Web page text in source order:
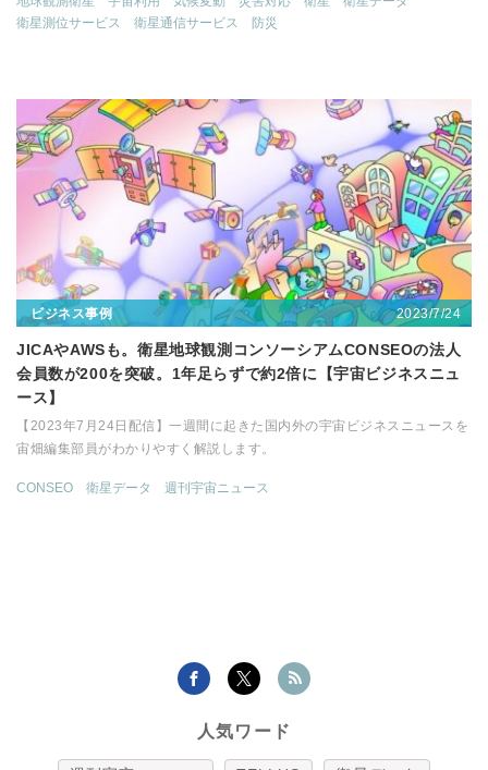
衛星測位サービス
衛星通信サービス 防災
ビジネス事例 2023/7/24
JICAやAWSも。衛星地球観測コンソーシアムCONSEOの法人
会員数が200を突破。1年足らずで約2倍に【宇宙ビジネスニュ
ース】
【2023年7月24日配信】一週間に起きた国内外の宇宙ビジネスニュースを
宙畑編集部員がわかりやすく解説します。
CONSEO 衛星データ 週刊宇宙ニュース
人気ワード